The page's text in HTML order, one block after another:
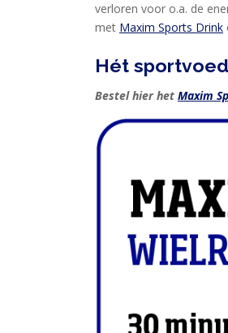
verloren voor o.a. de
met Maxim Sports Drink
Hét
Bestel hier het Maxim